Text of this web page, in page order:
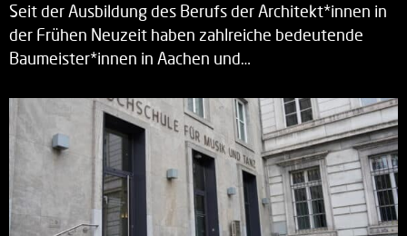
Seit der Ausbildung des Berufs der Architekt*innen in
der Frühen Neuzeit haben zahlreiche bedeutende
Baumeister*innen in Aachen und…